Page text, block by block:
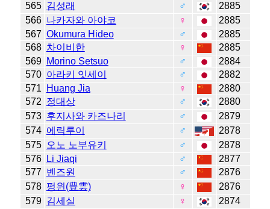
565 김성래 ♂
2885
566 나카자와 아야코 ♀
2885
567 Okumura Hideo ♂
2885
568 차이비한 ♀
2885
569 Morino Setsuo ♂
2884
570 아라키 잇세이 ♂
2882
571
Huang Jia ♀
2880
572 정대상 ♂
2880
573 후지사와 카즈나리 ♂
2879
574 에릭루이 ♂
2878
575 오노 노부유키 ♂
2878
576
Li Jiaqi ♂
2877
577 볜즈원 ♂
2876
578 펑윈(豊雲) ♀
2876
579 김세실 ♀
2874